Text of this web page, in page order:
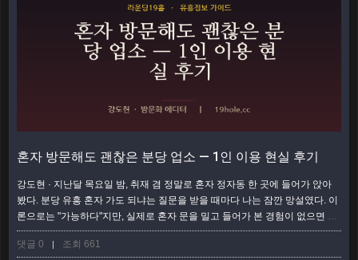
혼자 방문해도 괜찮은 분당 업소 — 1인 이용 현실 후기
강도현 · 지난달 목요일 밤, 취재 겸 정말로 혼자 정자동 한 곳에 들어가 앉아
봤다. 분당 유흥 혼자 가도 되냐는 질문을 받을 때마다 나는 잠깐 망설였다. 이
론으로는 "가능하다"지만, 실제로 혼자 문을 밀고 들어가 본 경험이 없으면 무
책임한 답 같았다. 그래서 직접 해봤다. 이 글은 매뉴얼이 아니라, 1인으로 앉
아 술 한 잔 시키고 나오기까지의 솔직한 현장 기록이다. 혼자 가려다 망설이
댓글 0 | 조회 661